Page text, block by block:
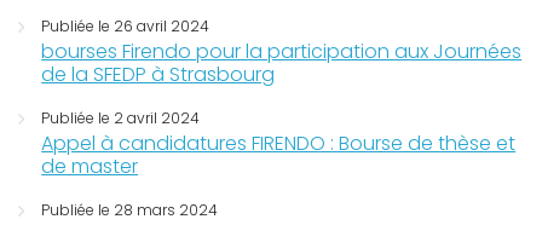
Publiée le 26 avril 2024
bourses Firendo pour la participation aux Journées
de la SFEDP à Strasbourg
Publiée le 2 avril 2024
Appel à candidatures FIRENDO : Bourse de thèse et
de master
Publiée le 28 mars 2024